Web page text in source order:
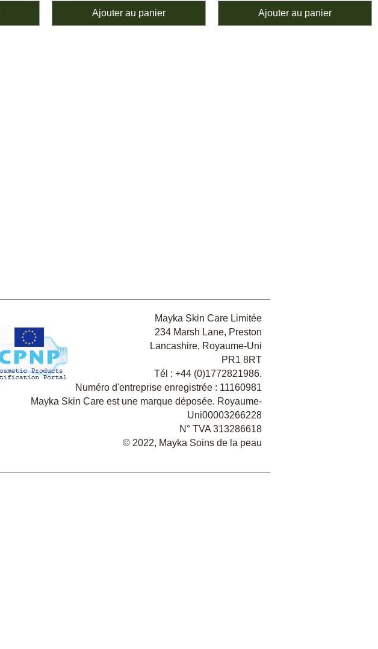
Ajouter au panier Ajouter au panier
Mayka Skin Care Limitée
234 Marsh Lane, Preston
Lancashire, Royaume-Uni
PR1 8RT
Tél : +44 (0)1772821986.
Numéro d'entreprise enregistrée : 11160981
Mayka Skin Care est une marque déposée. Royaume-
Uni00003266228
N° TVA 313286618
​© 2022, Mayka Soins de la peau